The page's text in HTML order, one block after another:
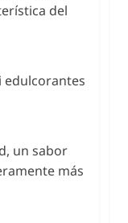
del
edulcorantes
un sabor
más